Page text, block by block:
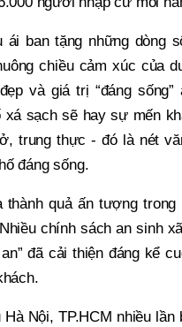
ban tặng những dòng
chiều cảm xúc của
và giá trị “đáng
xá sạch sẽ hay sự mến
trung thực - đó là nét
đáng sống.
thành quả ấn tượng
chính sách an sinh
an” đã cải thiện đáng kể
Hà Nội, TP.HCM nhiều